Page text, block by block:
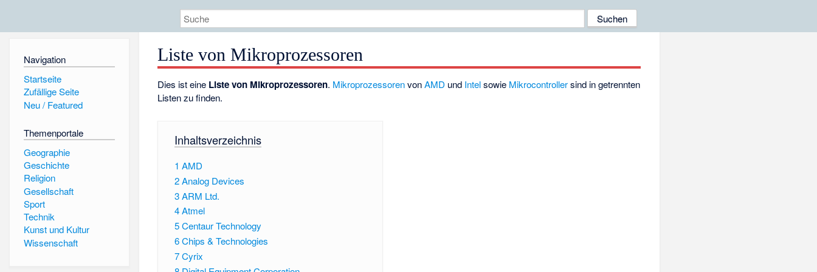
Navigation
Startseite
Zufällige Seite
Neu / Featured
Themenportale
Geographie
Geschichte
Religion
Gesellschaft
Sport
Technik
Kunst und Kultur
Wissenschaft
Liste von Mikroprozessoren
Dies ist eine Liste von Mikroprozessoren. MikroprozessorenvonAMD und Intelsowie Mikrocontrollersind in getrennten
Listen zu finden.
Inhaltsverzeichnis
1 AMD
2Analog Devices
3ARM Ltd.
4Atmel
5Centaur Technology
6Chips & Technologies
7Cyrix